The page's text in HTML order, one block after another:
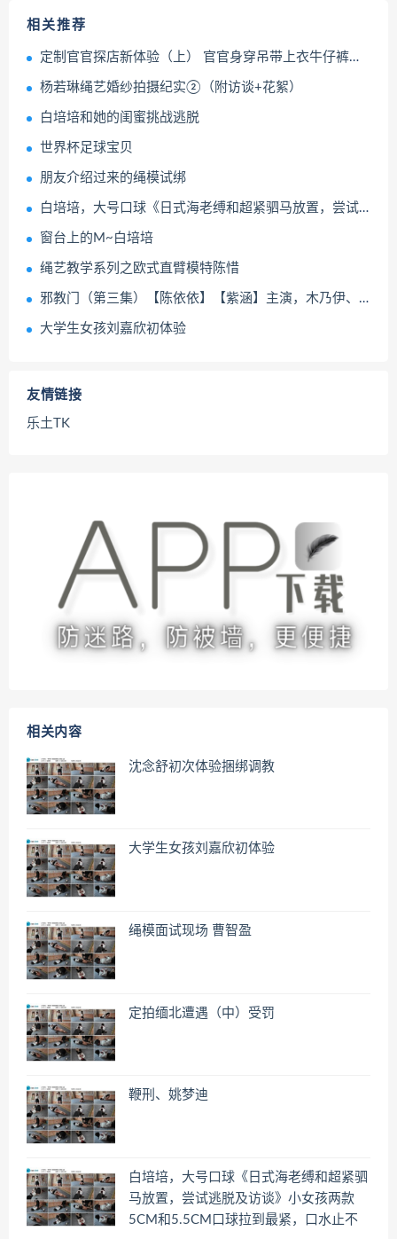
相关推荐
定制官官探店新体验（上） 官官身穿吊带上衣牛仔裤体验坐绳吊缚、开腿器等项目 逐帧展示绝美面庞与妖娆身...
杨若琳绳艺婚纱拍摄纪实②（附访谈+花絮）
白培培和她的闺蜜挑战逃脱
世界杯足球宝贝
朋友介绍过来的绳模试绑
白培培，大号口球《日式海老缚和超紧驷马放置，尝试逃脱及访谈》小女孩两款5CM和5.5CM口球拉到最紧，口水止不住流，绑上超紧的驷马放置尝试自己解开
窗台上的M~白培培
绳艺教学系列之欧式直臂模特陈惜
邪教门（第三集）【陈依依】【紫涵】主演，木乃伊、全包、严厉拘束、抚摸玩弄、放置GC
大学生女孩刘嘉欣初体验
友情链接
乐土TK
相关内容
沈念舒初次体验捆绑调教
大学生女孩刘嘉欣初体验
绳模面试现场 曹智盈
定拍缅北遭遇（中）受罚
鞭刑、姚梦迪
白培培，大号口球《日式海老缚和超紧驷
马放置，尝试逃脱及访谈》小女孩两款
5CM和5.5CM口球拉到最紧，口水止不